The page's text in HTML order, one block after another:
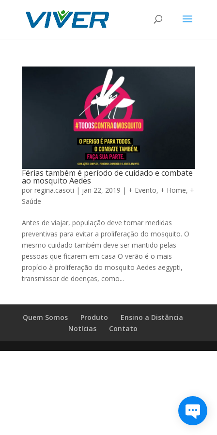
Férias também é período de cuidado e combate
ao mosquito Aedes
por regina.casoti | jan 22, 2019 | + Evento, + Home, +
Saúde
Antes de viajar, população deve tomar medidas
preventivas para evitar a proliferação do mosquito. O
mesmo cuidado também deve ser mantido pelas
pessoas que ficarem em casa O verão é o mais
propício à proliferação do mosquito Aedes aegypti,
transmissor de doenças, como...
Quem Somos Produto
Ensino a Distância
Notícias
Contato